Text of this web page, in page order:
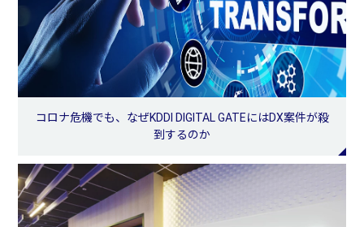
コロナ危機でも、なぜKDDI DIGITAL GATEにはDX案件が殺
到するのか